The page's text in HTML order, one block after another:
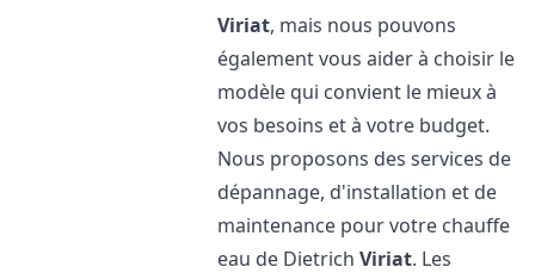
Viriat, mais nous pouvons
également vous aider à choisir le
modèle qui convient le mieux à
vos besoins et à votre budget.
Nous proposons des services de
dépannage, d'installation et de
maintenance pour votre chauffe
eau de DietrichViriat. Les